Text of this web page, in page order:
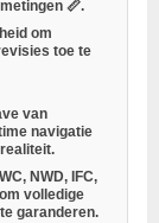
📏.
om
toe te
van
navigatie
NWD, IFC,
volledige
garanderen.